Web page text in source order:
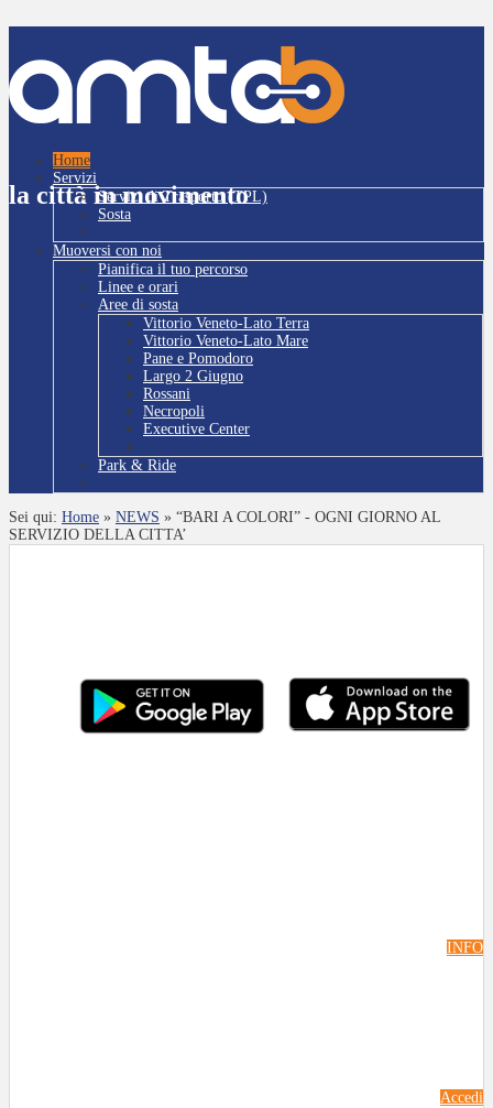
la città in movimento
Home
Servizi
Servizi di Trasporto (TPL)
Sosta
Muoversi con noi
Pianifica il tuo percorso
Linee e orari
Aree di sosta
Vittorio Veneto-Lato Terra
Vittorio Veneto-Lato Mare
Pane e Pomodoro
Largo 2 Giugno
Rossani
Necropoli
Executive Center
Park & Ride
Sei qui: Home » NEWS » “BARI A COLORI” - OGNI GIORNO AL
SERVIZIO DELLA CITTA’
INFO
Accedi